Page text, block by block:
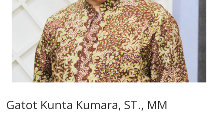
Gatot Kunta Kumara, ST., MM